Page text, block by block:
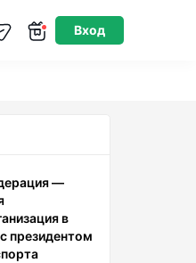
Вход
—
в
президентом